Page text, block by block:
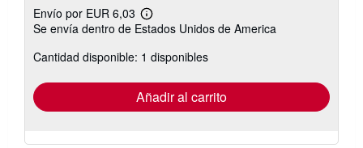
Envío por EUR 6,03
Más
información
las
tarifas
envío
Se envía dentro de Estados Unidos de America
Cantidad disponible: 1 disponibles
Añadir al carrito